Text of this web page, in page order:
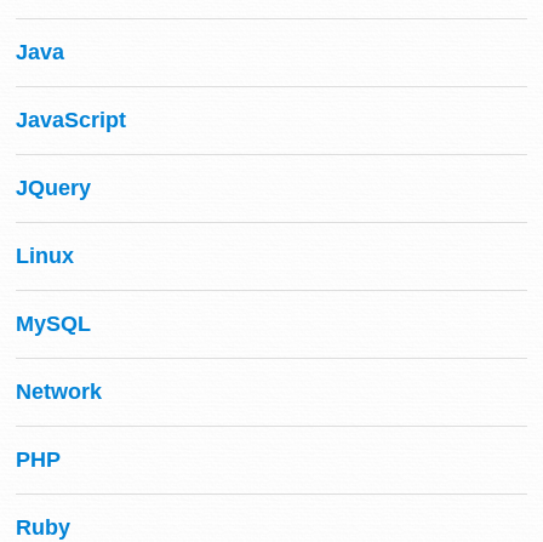
Java
JavaScript
JQuery
Linux
MySQL
Network
PHP
Ruby